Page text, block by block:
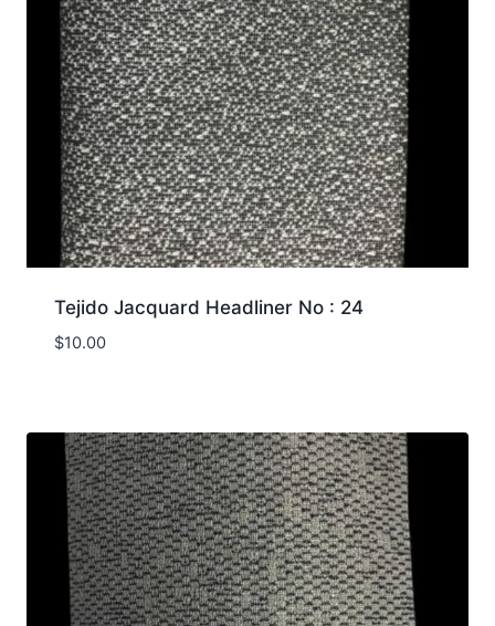
Tejido Jacquard Headliner No : 24
$10.00